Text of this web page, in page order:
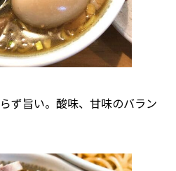
ず旨い。酸味、甘味のバラン